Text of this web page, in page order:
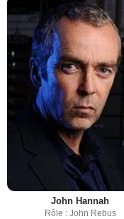
John Hannah
Rôle : John Rebus